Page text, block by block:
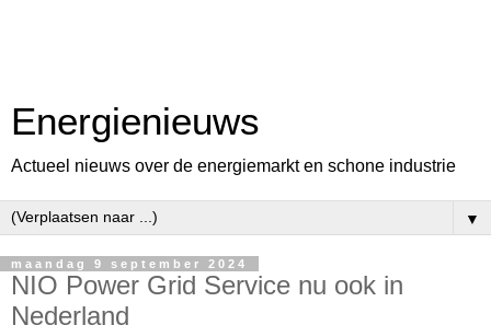
Energienieuws
Actueel nieuws over de energiemarkt en schone industrie
▼
maandag 9 september 2024
NIO Power Grid Service nu ook in
Nederland